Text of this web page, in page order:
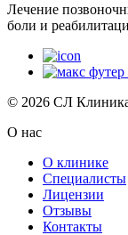
Лечение
боли и
© 2026 СЛ
О нас
О клинике
Специалисты
Лицензии
Отзывы
Контакты